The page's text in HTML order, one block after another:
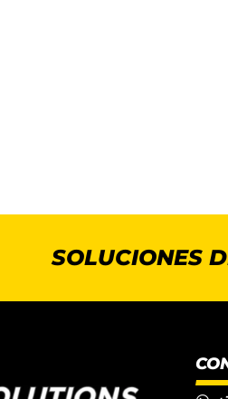
SOLUCIONES